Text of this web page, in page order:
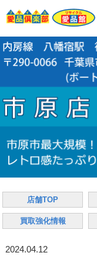
店舗TOP
買取強化情報
2024.04.12